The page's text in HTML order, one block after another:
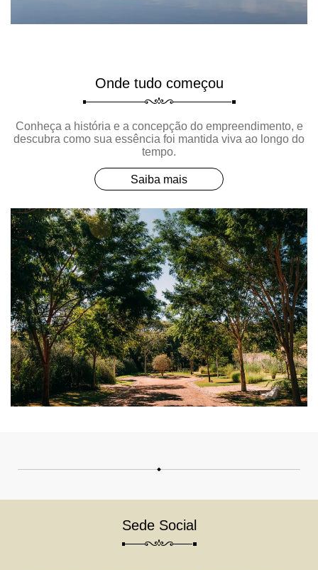
Onde tudo começou
Conheça a história e a concepção do empreendimento, e
descubra como sua essência foi mantida viva ao longo do
tempo.
Saiba mais
Sede Social